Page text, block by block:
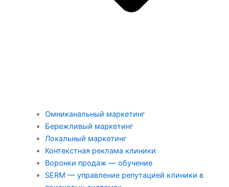
Омниканальный маркетинг
Бережливый маркетинг
Локальный маркетинг
Контекстная реклама клиники
Воронки продаж — обучение
SERM — управление репутацией клиники в